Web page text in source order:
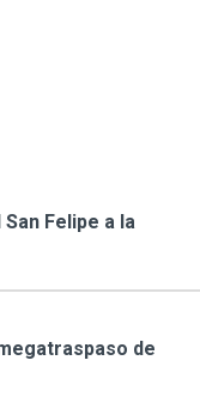
Felipe a la
de